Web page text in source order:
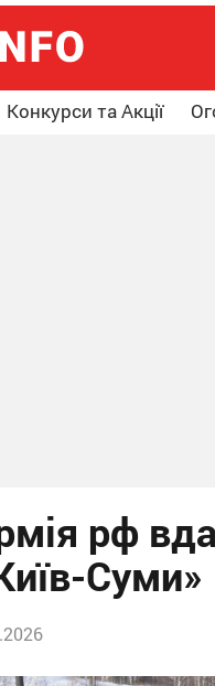
Конкурси та Акції
рф
Суми»